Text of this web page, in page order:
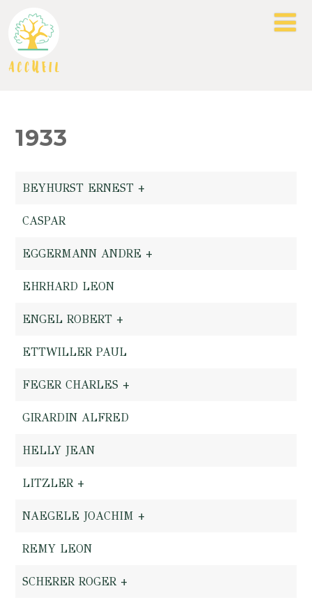
1933
BEYHURST ERNEST +
CASPAR
EGGERMANN ANDRE +
EHRHARD LEON
ENGEL ROBERT +
ETTWILLER PAUL
FEGER CHARLES +
GIRARDIN ALFRED
HELLY JEAN
LITZLER +
NAEGELE JOACHIM +
REMY LEON
SCHERER ROGER +